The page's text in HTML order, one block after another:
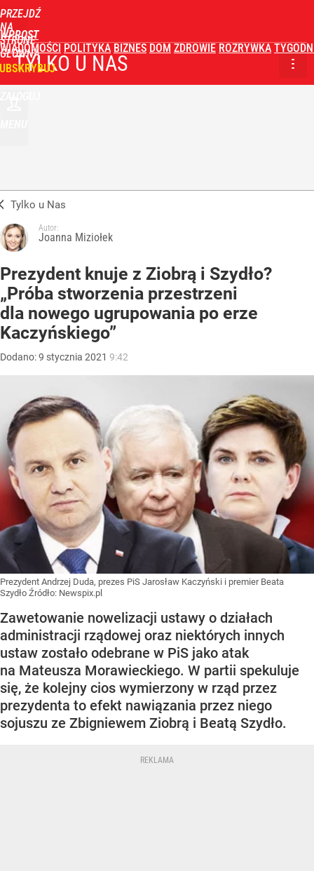
PRZEJDŹ
NA
STRONĘ
GŁÓWNĄ
WPROST
WIADOMOŚCI POLITYKA BIZNES DOM ZDROWIE ROZRYWKA
TYLKO U NAS
Tylko u Nas
Autor:
Joanna Miziołek
Prezydent knuje z Ziobrą i Szydło?
„Próba stworzenia przestrzeni
dla nowego ugrupowania po erze
Kaczyńskiego”
Dodano:9 stycznia 2021 9:42
Prezydent Andrzej Duda, prezes PiS Jarosław Kaczyński i premier Beata
Szydło Źródło: Newspix.pl
Zawetowanie nowelizacji ustawy o działach
administracji rządowej oraz niektórych innych
ustaw zostało odebrane w PiS jako atak
na Mateusza Morawieckiego. W partii spekuluje
się, że kolejny cios wymierzony w rząd przez
prezydenta to efekt nawiązania przez niego
sojuszu ze Zbigniewem Ziobrą i Beatą Szydło.